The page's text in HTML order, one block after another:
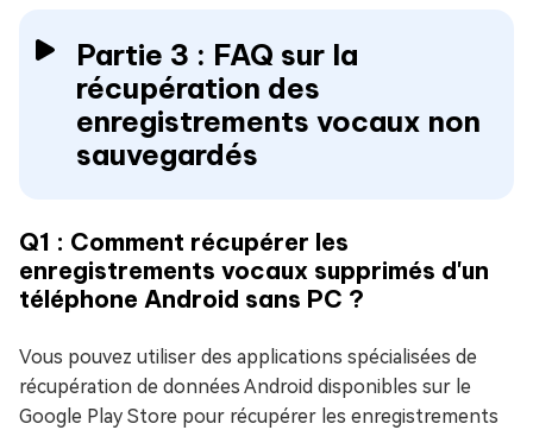
Partie 3 : FAQ sur la
récupération des
enregistrements vocaux non
sauvegardés
Q1 : Comment récupérer les
enregistrements vocaux supprimés d'un
téléphone Android sans PC ?
Vous pouvez utiliser des applications spécialisées de
récupération de données Android disponibles sur le
Google Play Store pour récupérer les enregistrements